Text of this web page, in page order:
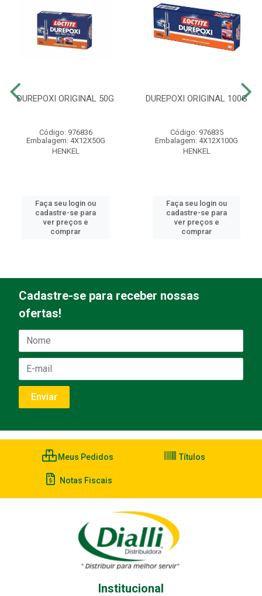
DUREPOXI ORIGINAL 50G
Código: 976836
Embalagem: 4X12X50G
HENKEL
Faça seu login ou
cadastre-se para
ver preços e
comprar
DUREPOXI ORIGINAL 100G
Código: 976835
Embalagem: 4X12X100G
HENKEL
Faça seu login ou
cadastre-se para
ver preços e
comprar
Cadastre-se para receber nossas
ofertas!
Meus Pedidos Títulos
Notas Fiscais
Institucional